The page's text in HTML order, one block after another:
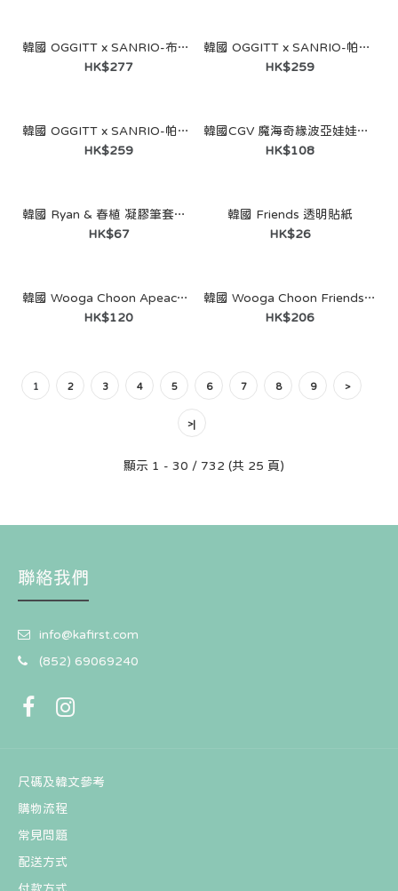
韓國 OGGITT x SANRIO-布丁狗忙碌一天T恤 白色
HK$277
韓國 OGGITT x SANRIO-帕恰狗口袋插肩T恤 復古海軍藍
HK$259
韓國 OGGITT x SANRIO-帕恰狗口袋插肩T恤 蘋果綠
HK$259
韓國CGV 魔海奇緣波亞娃娃鑰匙圈
HK$108
韓國 Ryan & 春植 凝膠筆套組（2入）
HK$67
韓國 Friends 透明貼紙
HK$26
韓國 Wooga Choon Apeach 車用香氛
HK$120
韓國 Wooga Choon Friends 車用遮陽簾
HK$206
1 2 3 4 5 6 7 8 9 >
>|
顯示 1 - 30 / 732 (共 25 頁)
聯絡我們
info@kafirst.com
(852) 69069240
尺碼及韓文參考
購物流程
常見問題
配送方式
付款方式